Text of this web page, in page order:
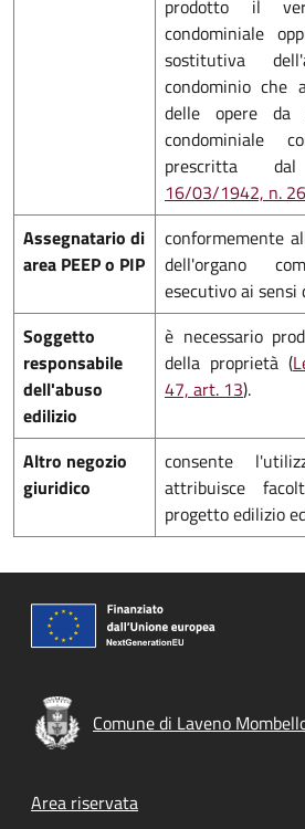
prodotto il
condominiale
sostitutiva
condominio che
delle opere da
condominiale
prescritta
16/03/1942, n.
Assegnatario di
area PEEP o PIP
conformemente
dell'organo
esecutivo ai sensi
Soggetto
responsabile
dell'abuso
edilizio
è necessario
della proprietà (
47, art. 13).
Altro negozio
giuridico
consente
attribuisce
progetto edilizio
Comune di Laveno
Footer menu
Area riservata